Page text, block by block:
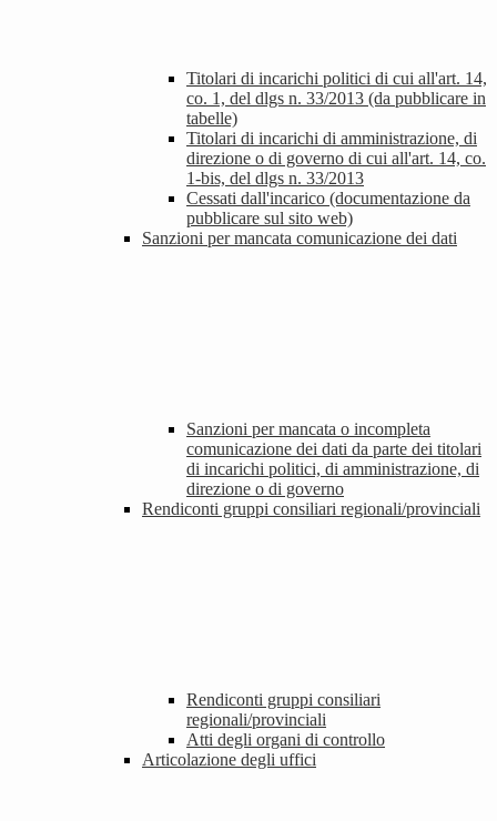
Titolari di incarichi politici di cui all'art. 14,
co. 1, del dlgs n. 33/2013 (da pubblicare in
tabelle)
Titolari di incarichi di amministrazione, di
direzione o di governo di cui all'art. 14, co.
1-bis, del dlgs n. 33/2013
Cessati dall'incarico (documentazione da
pubblicare sul sito web)
Sanzioni per mancata comunicazione dei dati
Sanzioni per mancata o incompleta
comunicazione dei dati da parte dei titolari
di incarichi politici, di amministrazione, di
direzione o di governo
Rendiconti gruppi consiliari regionali/provinciali
Rendiconti gruppi consiliari
regionali/provinciali
Atti degli organi di controllo
Articolazione degli uffici